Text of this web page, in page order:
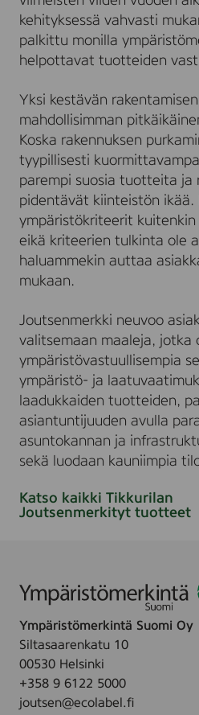
kehityksessä vahvasti
palkittu monilla
helpottavat tuotteiden
Yksi kestävän
mahdollisimman
Koska rakennuksen
tyypillisesti
parempi suosia tuotteita ja
pidentävät kiinteistön ikää.
ympäristökriteerit
eikä kriteerien tulkinta ole
haluammekin auttaa
mukaan.
Joutsenmerkki neuvoo
valitsemaan maaleja, jotka
ympäristövastuullisempia
ympäristö- ja
laadukkaiden tuotteiden,
asiantuntijuuden avulla
asuntokannan ja
sekä luodaan kauniimpia
S
r
u
l
k
a
Katso kaikki Tikkurilan
Joutsenmerkityt tuotteet
Ympäristömerkintä Suomi Oy
Siltasaarenkatu 10
00530 Helsinki
+358 9 6122 5000
joutsen@ecolabel.fi